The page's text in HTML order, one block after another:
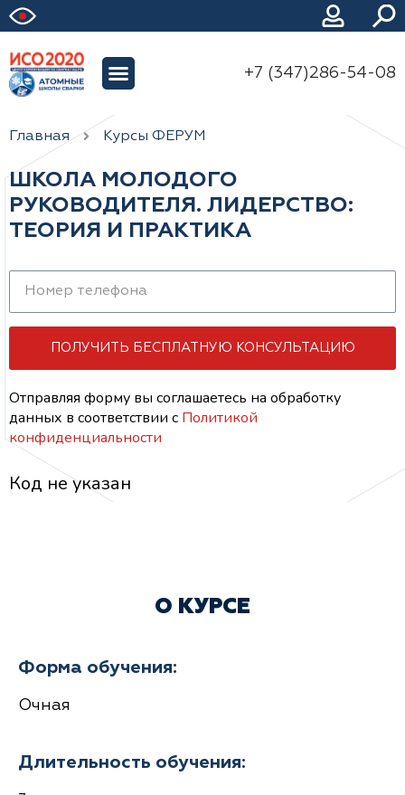
+7 (347)286-54-08
Главная Курсы ФЕРУМ
ШКОЛА МОЛОДОГО
РУКОВОДИТЕЛЯ. ЛИДЕРСТВО:
ТЕОРИЯ И ПРАКТИКА
ПОЛУЧИТЬ БЕСПЛАТНУЮ КОНСУЛЬТАЦИЮ
Отправляя форму вы соглашаетесь на обработку
данных в соответствии с Политикой
конфиденциальности
Код не указан
О КУРСЕ
Форма обучения:
Очная
Длительность обучения: